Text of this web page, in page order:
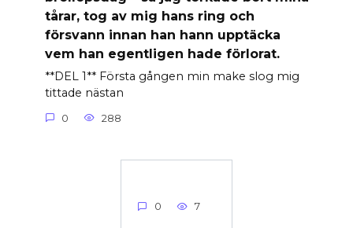
tårar, tog av mig hans ring och
försvann innan han hann upptäcka
vem han egentligen hade förlorat.
**DEL 1** Första gången min make slog mig
tittade nästan
0 288
0 7